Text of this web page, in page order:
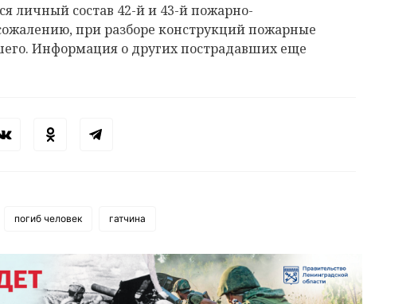
личный состав 42-й и 43-й пожарно-
при разборе конструкций пожарные
Информация о других пострадавших еще
погиб человек гатчина